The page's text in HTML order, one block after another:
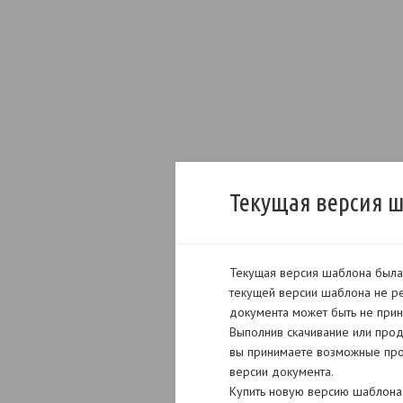
Текущая версия
Текущая версия шаблона
текущей версии шаблона не
документа может быть не
Выполнив скачивание или
вы принимаете возможные
версии документа.
Купить новую версию